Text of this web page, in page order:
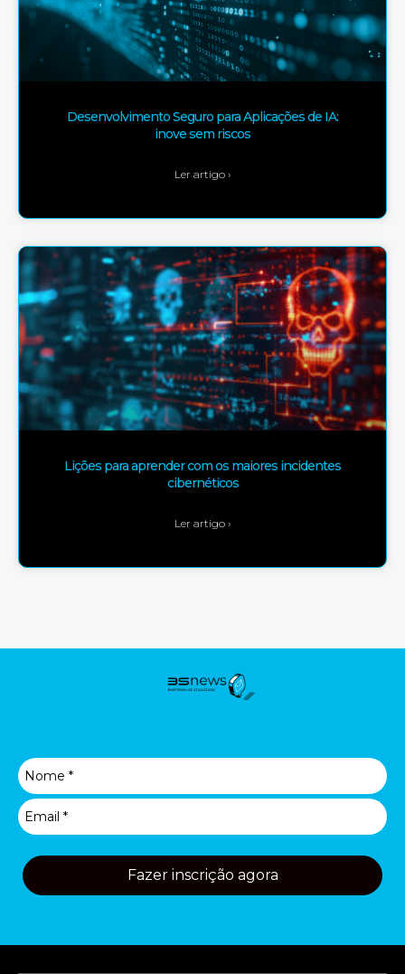
Desenvolvimento Seguro para Aplicações de IA:
inove sem riscos
Ler artigo ›
Lições para aprender com os maiores incidentes
cibernéticos
Ler artigo ›
Fazer inscrição agora